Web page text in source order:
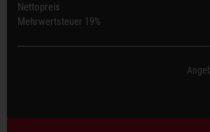
Nettopreis
Mehrwertsteuer 19%